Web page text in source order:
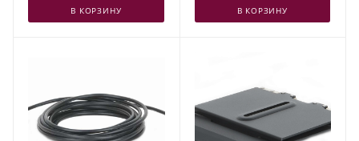
В КОРЗИНУ В КОРЗИНУ